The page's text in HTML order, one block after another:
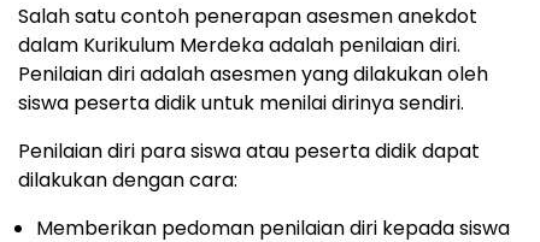
Salah satu contoh penerapan asesmen anekdot
dalam Kurikulum Merdeka adalah penilaian diri.
Penilaian diri adalah asesmen yang dilakukan oleh
siswa peserta didik untuk menilai dirinya sendiri.
Penilaian diri para siswa atau peserta didik dapat
dilakukan dengan cara:
Memberikan pedoman penilaian diri kepada siswa